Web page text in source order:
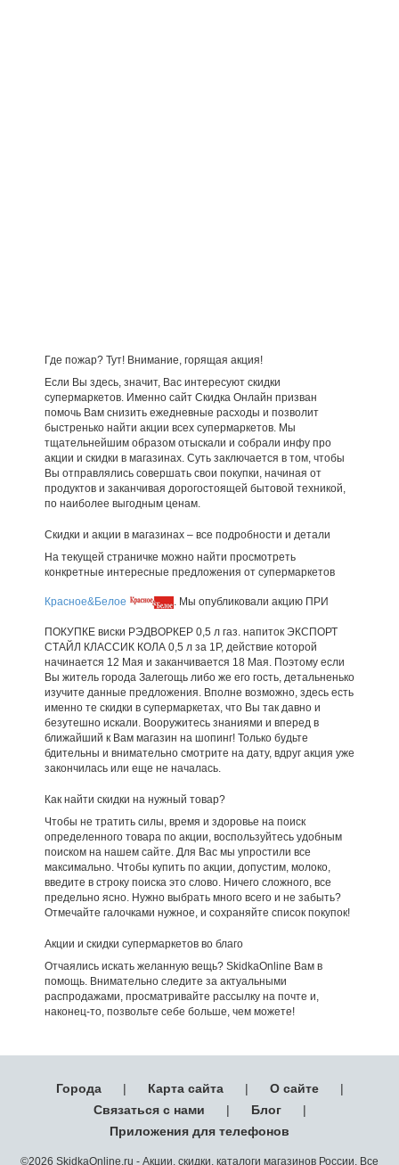
Где пожар? Тут! Внимание, горящая акция!
Если Вы здесь, значит, Вас интересуют скидки
супермаркетов. Именно сайт Скидка Онлайн призван
помочь Вам снизить ежедневные расходы и позволит
быстренько найти акции всех супермаркетов. Мы
тщательнейшим образом отыскали и собрали инфу про
акции и скидки в магазинах. Суть заключается в том, чтобы
Вы отправлялись совершать свои покупки, начиная от
продуктов и заканчивая дорогостоящей бытовой техникой,
по наиболее выгодным ценам.
Скидки и акции в магазинах – все подробности и детали
На текущей страничке можно найти просмотреть
конкретные интересные предложения от супермаркетов
Красное&Белое . Мы опубликовали акцию ПРИ
ПОКУПКЕ виски РЭДВОРКЕР 0,5 л газ. напиток ЭКСПОРТ
СТАЙЛ КЛАССИК КОЛА 0,5 л за 1Р, действие которой
начинается 12 Мая и заканчивается 18 Мая. Поэтому если
Вы житель города Залегощь либо же его гость, детальненько
изучите данные предложения. Вполне возможно, здесь есть
именно те скидки в супермаркетах, что Вы так давно и
безутешно искали. Вооружитесь знаниями и вперед в
ближайший к Вам магазин на шопинг! Только будьте
бдительны и внимательно смотрите на дату, вдруг акция уже
закончилась или еще не началась.
Как найти скидки на нужный товар?
Чтобы не тратить силы, время и здоровье на поиск
определенного товара по акции, воспользуйтесь удобным
поиском на нашем сайте. Для Вас мы упростили все
максимально. Чтобы купить по акции, допустим, молоко,
введите в строку поиска это слово. Ничего сложного, все
предельно ясно. Нужно выбрать много всего и не забыть?
Отмечайте галочками нужное, и сохраняйте список покупок!
Акции и скидки супермаркетов во благо
Отчаялись искать желанную вещь? SkidkaOnline Вам в
помощь. Внимательно следите за актуальными
распродажами, просматривайте рассылку на почте и,
наконец-то, позвольте себе больше, чем можете!
Города | Карта сайта | О сайте
|
Связаться с нами
| Блог
|
Приложения для телефонов
©2026 SkidkaOnline.ru - Акции, скидки, каталоги магазинов России. Все